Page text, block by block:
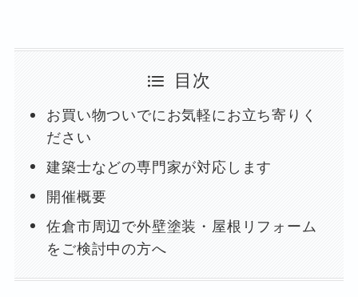
目次
お買い物ついでにお気軽にお立ち寄りく
ださい
建築士などの専門家が対応します
開催概要
佐倉市周辺で外壁塗装・屋根リフォーム
をご検討中の方へ